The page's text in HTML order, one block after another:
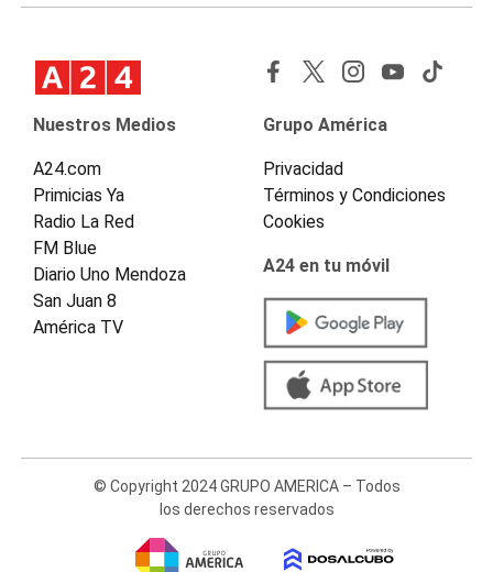
Nuestros Medios
A24.com
Primicias Ya
Radio La Red
FM Blue
Diario Uno Mendoza
San Juan 8
América TV
Grupo América
Privacidad
Términos y Condiciones
Cookies
A24 en tu móvil
© Copyright 2024 GRUPO AMERICA – Todos
los derechos reservados